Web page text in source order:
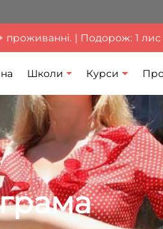
| Подорож: 1 лис
Школи Курси